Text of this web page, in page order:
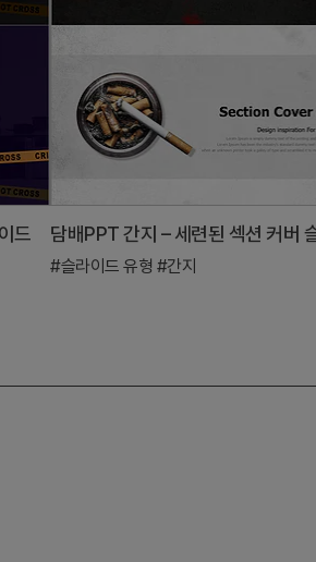
드 담배PPT 간지 – 세련된 섹션 커버
#슬라이드 유형 #간지